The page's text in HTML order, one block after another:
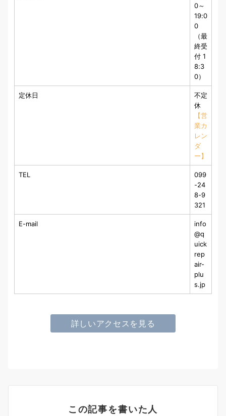
0～
19:0
0
（最
終受
付 1
8:3
0）
定休日
不定
休
【営
業カ
レン
ダ
ー】
TEL
099
-24
8-9
321
E-mail
info
@q
uick
rep
air-
plu
s.jp
詳しいアクセスを見る
この記事を書いた人